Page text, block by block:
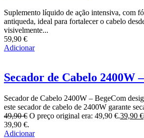
Suplemento líquido de ação intensiva, com
antiqueda, ideal para fortalecer o cabelo
visivelmente...
59,90 €
Adicionar
Secador de Cabelo 2400W
Secador de Cabelo 2400W – BegeCom
este secador de cabelo de 2400W garante
49,90€ O preço original era: 49,90 €.39,90 €
39,90 €.
Adicionar